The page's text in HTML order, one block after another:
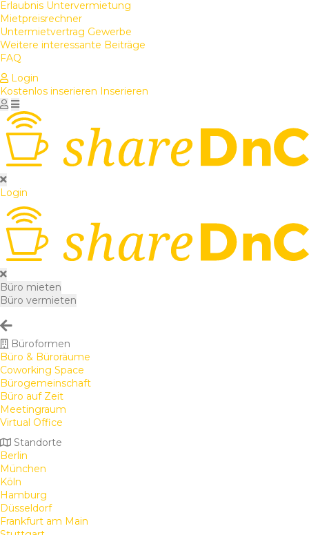
Erlaubnis Untervermietung
Mietpreisrechner
Untermietvertrag Gewerbe
Weitere interessante Beiträge
FAQ
Login
Kostenlos inserieren Inserieren
Login
Büro mieten
Büro vermieten
Büroformen
Büro & Büroräume
Coworking Space
Bürogemeinschaft
Büro auf Zeit
Meetingraum
Virtual Office
Standorte
Berlin
München
Köln
Hamburg
Düsseldorf
Frankfurt am Main